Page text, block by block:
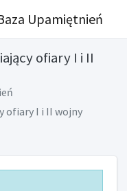
Upamiętnień
ofiary I i II
ofiary I i II wojny